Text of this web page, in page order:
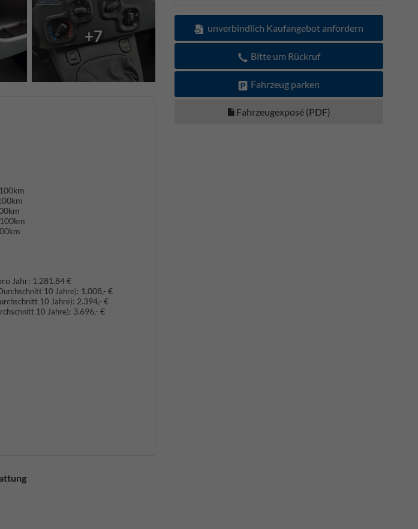
unverbindlich Kaufangebot anfordern
Bitte um Rückruf
Fahrzeug parken
Fahrzeugexposé (PDF)
+7
Jahr: 1.281,84 €
10 Jahre): 1.008,- €
10 Jahre): 2.394,- €
10 Jahre): 3.696,- €